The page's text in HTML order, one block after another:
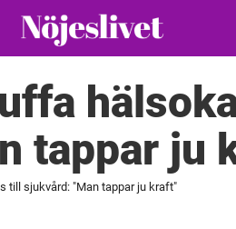
tappar ju
till sjukvård: "Man tappar ju kraft"